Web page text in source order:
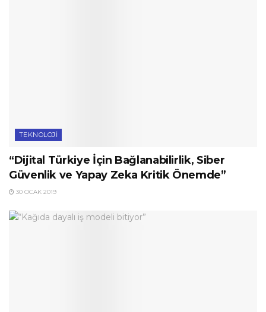
TEKNOLOJI
“Dijital Türkiye İçin Bağlanabilirlik, Siber
Güvenlik ve Yapay Zeka Kritik Önemde”
30 OCAK 2019